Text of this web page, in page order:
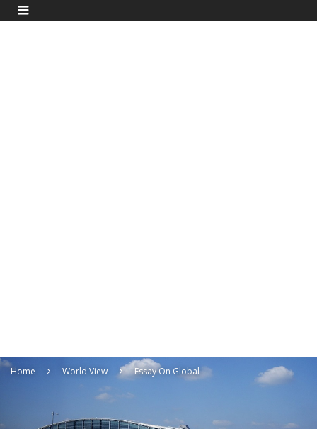
Home World View Essay On Global